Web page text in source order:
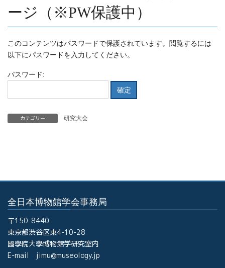
ージ（※PW保護中）
このコンテンツはパスワードで保護されています。閲覧するには
以下にパスワードを入力してください。
パスワード:
カテゴリー 研究大会
全日本博物館学会事務局
〒150-8440
東京都渋谷区東4-10-28
國學院大學博物館学研究室内
E-mail jimu@museology.jp